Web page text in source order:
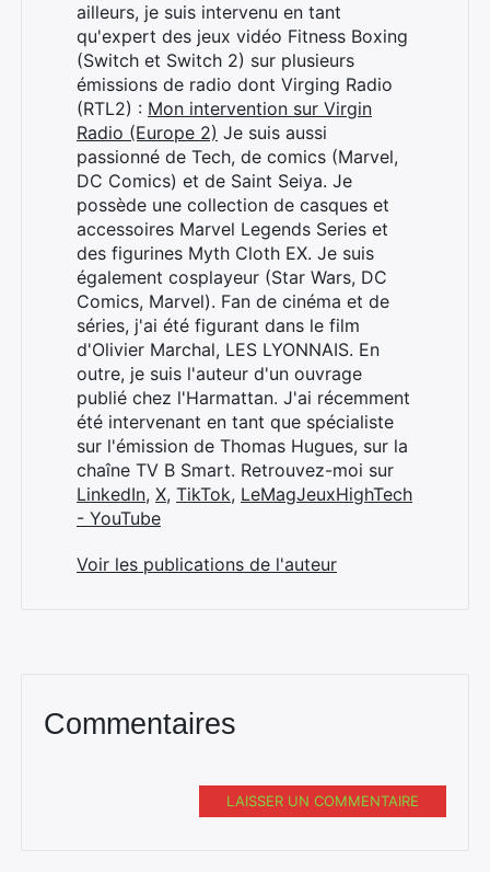
ailleurs, je suis intervenu en tant
qu'expert des jeux vidéo Fitness Boxing
(Switch et Switch 2) sur plusieurs
émissions de radio dont Virging Radio
(RTL2) : Mon intervention sur Virgin
Radio (Europe 2) Je suis aussi
passionné de Tech, de comics (Marvel,
DC Comics) et de Saint Seiya. Je
possède une collection de casques et
accessoires Marvel Legends Series et
des figurines Myth Cloth EX. Je suis
également cosplayeur (Star Wars, DC
Comics, Marvel). Fan de cinéma et de
séries, j'ai été figurant dans le film
d'Olivier Marchal, LES LYONNAIS. En
outre, je suis l'auteur d'un ouvrage
publié chez l'Harmattan. J'ai récemment
été intervenant en tant que spécialiste
sur l'émission de Thomas Hugues, sur la
chaîne TV B Smart. Retrouvez-moi sur
LinkedIn, X, TikTok, LeMagJeuxHighTech
- YouTube
Voir les publications de l'auteur
Commentaires
LAISSER UN COMMENTAIRE
Rechercher